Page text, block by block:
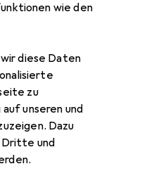
wie den
diese Daten
zu
unseren und
Dazu
Dritte und